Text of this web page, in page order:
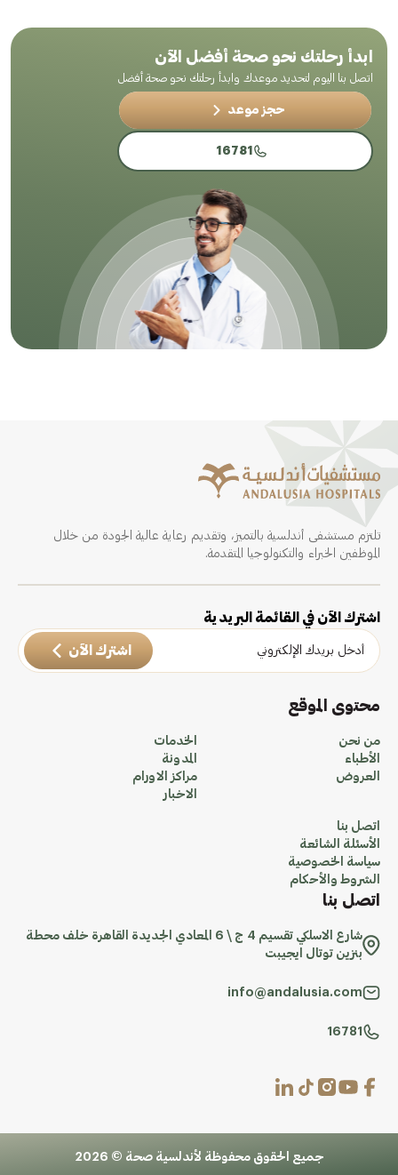
ابدأ رحلتك نحو صحة أفضل الآن
اتصل بنا اليوم لتحديد موعدك وابدأ رحلتك نحو صحة أفضل
حجز موعد
16781
تلتزم مستشفى أندلسية بالتميز، وتقديم رعاية عالية الجودة من خلال
الموظفين الخبراء والتكنولوجيا المتقدمة.
اشترك الآن في القائمة البريدية
اشترك الآن
محتوى الموقع
من نحن
الأطباء
العروض
الخدمات
المدونة
مراكز الاورام
الاخبار
اتصل بنا
الأسئلة الشائعة
سياسة الخصوصية
الشروط والأحكام
اتصل بنا
شارع الاسلكي تقسيم 4 ج \ 6 المعادي الجديدة القاهرة خلف محطة
بنزين توتال ايجيبت
info@andalusia.com
16781
جميع الحقوق محفوظة لأندلسية صحة © 2026